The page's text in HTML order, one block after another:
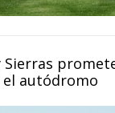
Sierras
el autódromo